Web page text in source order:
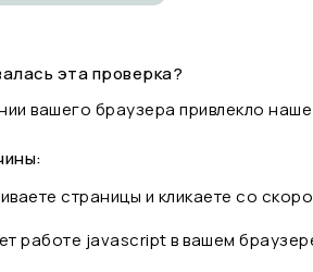
эта проверка?
вашего браузера привлекло
страницы и кликаете со
работе javascript в вашем